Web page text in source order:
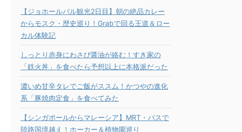
【ジョホールバル観光2日目】朝の絶品カレー
からモスク・歴史巡り！Grabで回る王道＆ロー
カル体験記
しっとり赤身にわさび醤油が絡む！すき家の
「鉄火丼」を食べたら予想以上に本格派だった
濃いめ甘辛タレでご飯がススム！かつやの進化
系「豚焼肉定食」を食べてみた
【シンガポールからマレーシア】MRT・バスで
陸路国境越え！ホーカー＆植物園巡り